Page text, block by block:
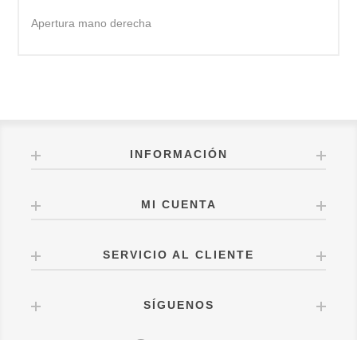
Apertura mano derecha
INFORMACIÓN
MI CUENTA
SERVICIO AL CLIENTE
SÍGUENOS